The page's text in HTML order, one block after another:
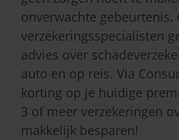
onverwachte gebeurtenis.
verzekeringsspecialisten
advies over
auto en op reis. Via
korting op je huidige
3 of meer verzekeringen
makkelijk besparen!